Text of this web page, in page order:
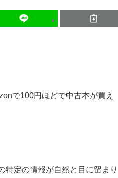
で100円ほどで中古本が買え
特定の情報が自然と目に留まり